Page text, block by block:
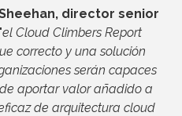
director senior
el Cloud Climbers Report
correcto y una solución
serán capaces
aportar valor añadido a
de arquitectura cloud